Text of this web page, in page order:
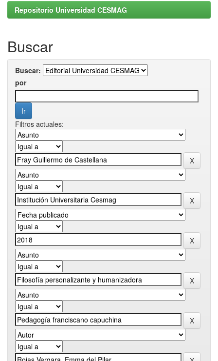
Repositorio Universidad CESMAG
Buscar
Buscar:
por
Filtros actuales: